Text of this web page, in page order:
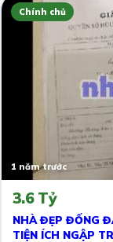
Chính chủ
1 năm trước
3.6 Tỷ
NHÀ ĐẸP ĐỐNG
TIỆN ÍCH NGẬP